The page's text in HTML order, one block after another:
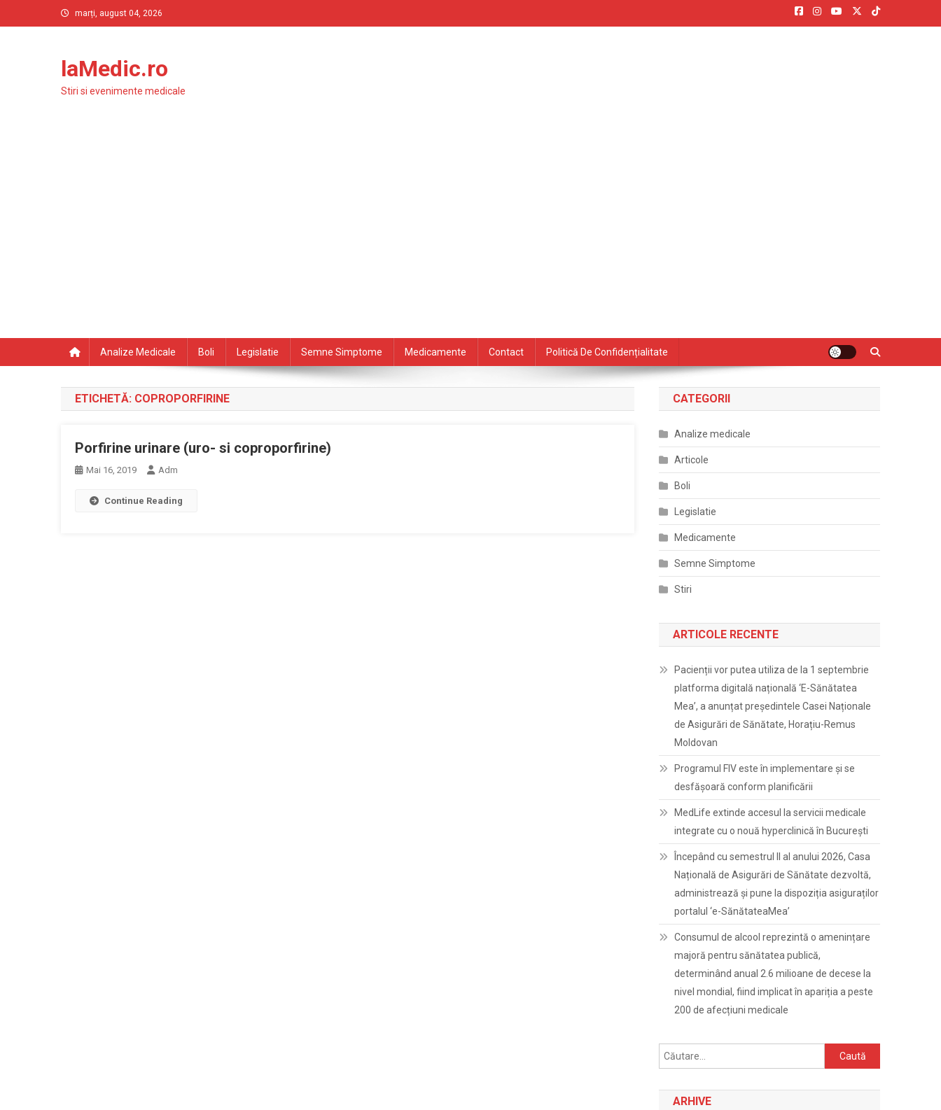
to
marți, august 04, 2026
laMedic.ro
Stiri si evenimente medicale
Analize Medicale Boli Legislatie Semne Simptome Medicamente Contact Politică De Confidențialitate
ETICHETĂ: COPROPORFIRINE
Porfirine urinare (uro- si coproporfirine)
Mai 16, 2019 Adm
Continue Reading
CATEGORII
Analize medicale
Articole
Boli
Legislatie
Medicamente
Semne Simptome
Stiri
ARTICOLE RECENTE
Pacienții vor putea utiliza de la 1 septembrie
platforma digitală națională ‘E-Sănătatea
Mea’, a anunțat președintele Casei Naționale
de Asigurări de Sănătate, Horațiu-Remus
Moldovan
Programul FIV este în implementare și se
desfășoară conform planificării
MedLife extinde accesul la servicii medicale
integrate cu o nouă hyperclinică în București
Începând cu semestrul II al anului 2026, Casa
Națională de Asigurări de Sănătate dezvoltă,
administrează și pune la dispoziția asiguraților
portalul ‘e-SănătateaMea’
Consumul de alcool reprezintă o amenințare
majoră pentru sănătatea publică,
determinând anual 2.6 milioane de decese la
nivel mondial, fiind implicat în apariția a peste
200 de afecțiuni medicale
Caută
după:
ARHIVE